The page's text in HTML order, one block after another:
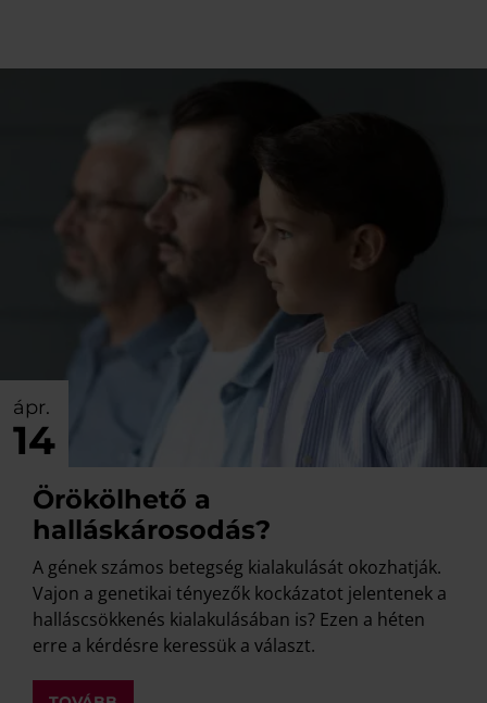
ápr.
14
Örökölhető a
halláskárosodás?
A gének számos betegség kialakulását okozhatják.
Vajon a genetikai tényezők kockázatot jelentenek a
halláscsökkenés kialakulásában is? Ezen a héten
erre a kérdésre keressük a választ.